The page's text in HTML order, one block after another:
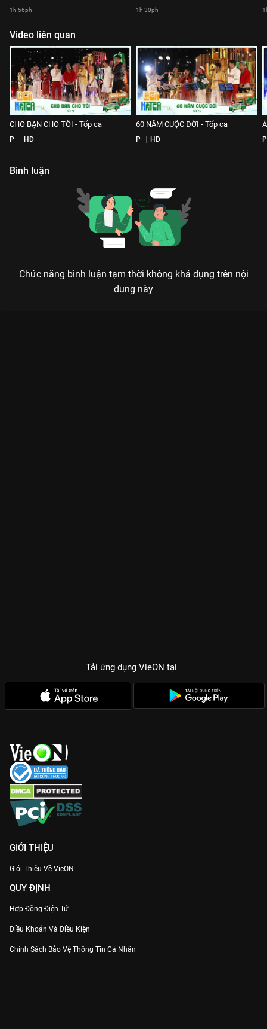
1h 56ph 1h 30ph
Video liên quan
CHO BẠN CHO TÔI - Tốp ca
P HD
60 NĂM CUỘC ĐỜI - Tốp ca
P HD P
Bình luận
Chức năng bình luận tạm thời không khả dụng trên nội
dung này
Tải ứng dụng VieON tại
GIỚI THIỆU
Giới Thiệu Về VieON
QUY ĐỊNH
Hợp Đồng Điện Tử
Điều Khoản Và Điều Kiện
Chính Sách Bảo Vệ Thông Tin Cá Nhân